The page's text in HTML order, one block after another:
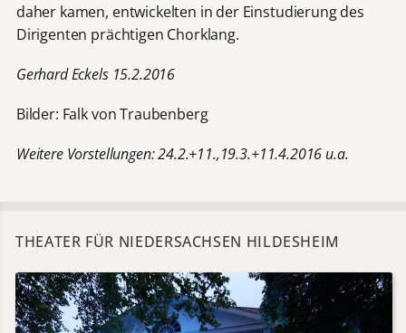
daher kamen, entwickelten in der Einstudierung des
Dirigenten prächtigen Chorklang.
Gerhard Eckels 15.2.2016
Bilder: Falk von Traubenberg
Weitere Vorstellungen: 24.2.+11.,19.3.+11.4.2016 u.a.
THEATER FÜR NIEDERSACHSEN HILDESHEIM